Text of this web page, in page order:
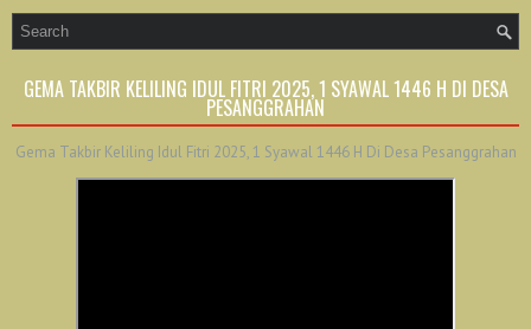
GEMA TAKBIR KELILING IDUL FITRI 2025, 1 SYAWAL 1446 H DI DESA
PESANGGRAHAN
Gema Takbir Keliling Idul Fitri 2025, 1 Syawal 1446 H Di Desa Pesanggrahan